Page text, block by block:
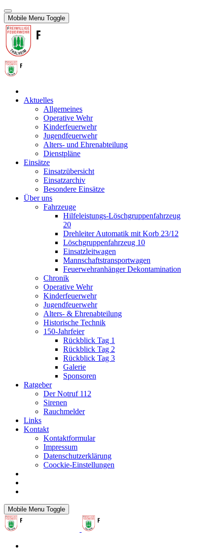
Mobile Menu Toggle
Aktuelles
Allgemeines
Operative Wehr
Kinderfeuerwehr
Jugendfeuerwehr
Alters- und Ehrenabteilung
Dienstpläne
Einsätze
Einsatzübersicht
Einsatzarchiv
Besondere Einsätze
Über uns
Fahrzeuge
Hilfeleistungs-Löschgruppenfahrzeug
20
Drehleiter Automatik mit Korb 23/12
Löschgruppenfahrzeug 10
Einsatzleitwagen
Mannschaftstransportwagen
Feuerwehranhänger Dekontamination
Chronik
Operative Wehr
Kinderfeuerwehr
Jugendfeuerwehr
Alters- & Ehrenabteilung
Historische Technik
150-Jahrfeier
Rückblick Tag 1
Rückblick Tag 2
Rückblick Tag 3
Galerie
Sponsoren
Ratgeber
Der Notruf 112
Sirenen
Rauchmelder
Links
Kontakt
Kontaktformular
Impressum
Datenschutzerklärung
Coockie-Einstellungen
Mobile Menu Toggle